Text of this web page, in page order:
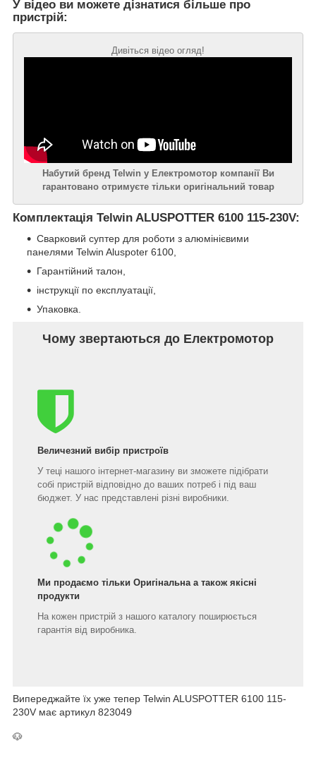
У відео ви можете дізнатися більше про
пристрій:
Дивіться відео огляд!
Набутий бренд Telwin у Електромотор компанії Ви
гарантовано отримуєте тільки оригінальний товар
Комплектація Telwin ALUSPOTTER 6100 115-230V:
Сварковий суптер для роботи з алюмінієвими
панелями Telwin Aluspoter 6100,
Гарантійний талон,
інструкції по експлуатації,
Упаковка.
Чому звертаються до Електромотор
Величезний вибір пристроїв
У теці нашого інтернет-магазину ви зможете підібрати
собі пристрій відповідно до ваших потреб і під ваш
бюджет. У нас представлені різні виробники.
Ми продаємо тільки Оригінальна а також якісні
продукти
На кожен пристрій з нашого каталогу поширюється
гарантія від виробника.
Випереджайте їх уже тепер Telwin ALUSPOTTER 6100 115-
230V має артикул 823049
🐶